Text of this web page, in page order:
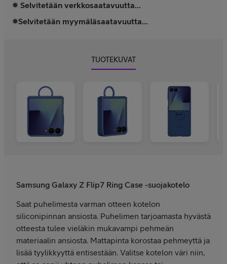
Selvitetään verkkosaatavuutta...
Selvitetään myymäläsaatavuutta...
TUOTEKUVAT
Samsung Galaxy Z Flip7 Ring Case -suojakotelo
Saat puhelimesta varman otteen kotelon
siliconipinnan ansiosta. Puhelimen tarjoamasta hyvästä
otteesta tulee vieläkin mukavampi pehmeän
materiaalin ansiosta. Mattapinta korostaa pehmeyttä ja
lisää tyylikkyyttä entisestään. Valitse kotelon väri niin,